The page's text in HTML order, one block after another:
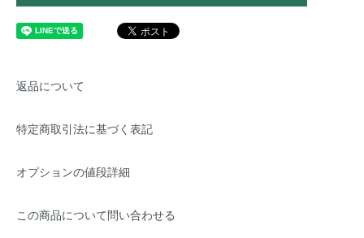
返品について
特定商取引法に基づく表記
オプションの値段詳細
この商品について問い合わせる